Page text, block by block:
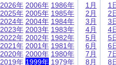
2026年
2025年
2024年
2023年
2022年
2021年
2020年
2019年
2006年
2005年
2004年
2003年
2002年
2001年
2000年
1999年
1986年
1985年
1984年
1983年
1982年
1981年
1980年
1979年
1月
2月
3月
4月
5月
6月
7月
8月
1
2
3
4
5
6
7
8